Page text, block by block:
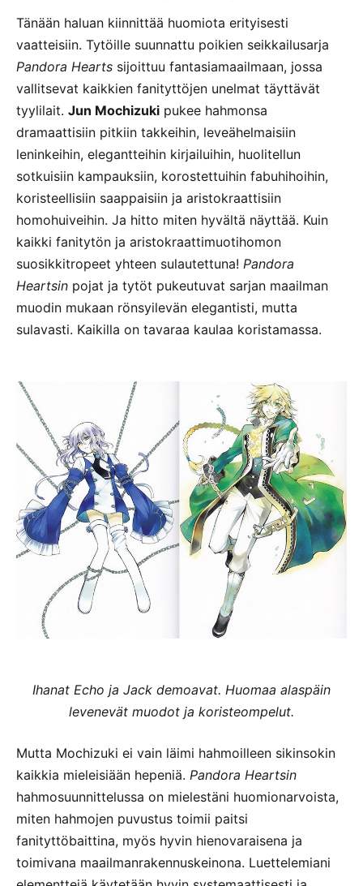
Tänään haluan kiinnittää huomiota erityisesti
vaatteisiin. Tytöille suunnattu poikien seikkailusarja
Pandora Hearts sijoittuu fantasiamaailmaan, jossa
vallitsevat kaikkien fanityttöjen unelmat täyttävät
tyylilait. Jun Mochizuki pukee hahmonsa
dramaattisiin pitkiin takkeihin, leveähelmaisiin
leninkeihin, elegantteihin kirjailuihin, huolitellun
sotkuisiin kampauksiin, korostettuihin fabuhihoihin,
koristeellisiin saappaisiin ja aristokraattisiin
homohuiveihin. Ja hitto miten hyvältä näyttää. Kuin
kaikki fanitytön ja aristokraattimuotihomon
suosikkitropeet yhteen sulautettuna! Pandora
Heartsin pojat ja tytöt pukeutuvat sarjan maailman
muodin mukaan rönsyilevän elegantisti, mutta
sulavasti. Kaikilla on tavaraa kaulaa koristamassa.
Ihanat Echo ja Jack demoavat. Huomaa alaspäin
levenevät muodot ja koristeompelut.
Mutta Mochizuki ei vain läimi hahmoilleen sikinsokin
kaikkia mieleisiään hepeniä. Pandora Heartsin
hahmosuunnittelussa on mielestäni huomionarvoista,
miten hahmojen puvustus toimii paitsi
fanityttöbaittina, myös hyvin hienovaraisena ja
toimivana maailmanrakennuskeinona. Luettelemiani